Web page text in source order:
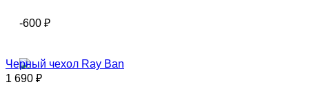
-600 ₽
Черный чехол Ray Ban
1 690 ₽